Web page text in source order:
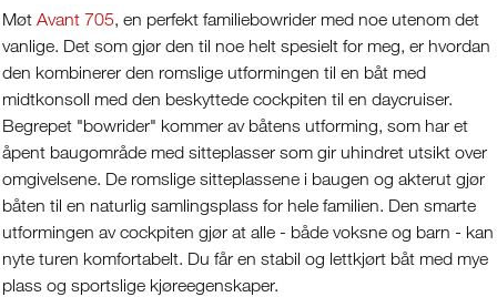
Møt Avant 705, en perfekt familiebowrider med noe utenom det
vanlige. Det som gjør den til noe helt spesielt for meg, er hvordan
den kombinerer den romslige utformingen til en båt med
midtkonsoll med den beskyttede cockpiten til en daycruiser.
Begrepet "bowrider" kommer av båtens utforming, som har et
åpent baugområde med sitteplasser som gir uhindret utsikt over
omgivelsene. De romslige sitteplassene i baugen og akterut gjør
båten til en naturlig samlingsplass for hele familien. Den smarte
utformingen av cockpiten gjør at alle - både voksne og barn - kan
nyte turen komfortabelt. Du får en stabil og lettkjørt båt med mye
plass og sportslige kjøreegenskaper.